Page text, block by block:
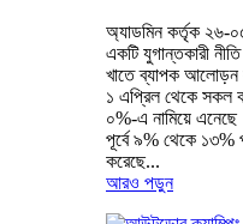
অ্যাডমিন কর্তৃক ২৬-
একটি যুগান্তকারী
খাতে ব্যাপক আলোড়ন
১ এপ্রিল থেকে সকল
০%-এ নামিয়ে
পূর্বে ৯% থেকে ১৩%
করেছে...
আরও পড়ুন